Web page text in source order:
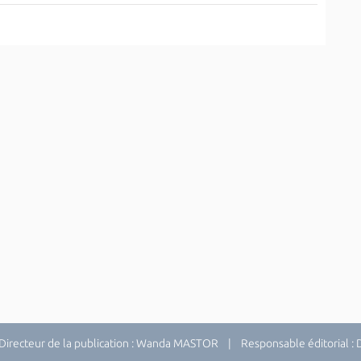
de la publication : Wanda MASTOR | Responsable éditorial :